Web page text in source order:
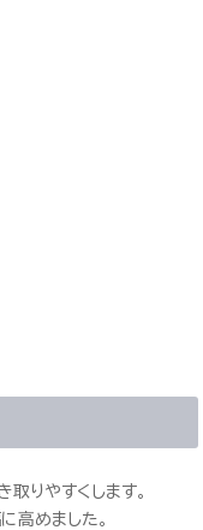
りやすくします。
高めました。